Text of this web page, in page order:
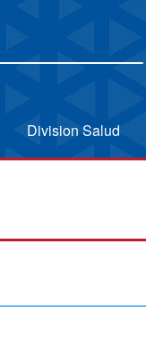
Division Salud